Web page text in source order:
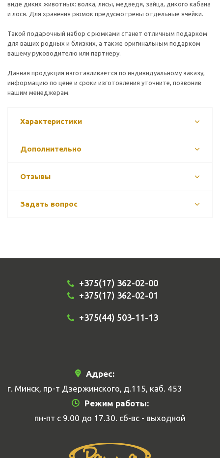
виде диких животных: волка, лисы, медведя, зайца, дикого кабана
и лося. Для хранения рюмок предусмотрены отдельные ячейки.
Такой подарочный набор с рюмками станет отличным подарком
для ваших родных и близких, а также оригинальным подарком
вашему руководителю или партнеру.
Данная продукция изготавливается по индивидуальному заказу,
информацию по цене и сроки изготовления уточните, позвонив
нашим менеджерам.
Характеристики
Дополнительно
Отзывы
Задать вопрос
+375(17) 362-02-00
+375(17) 362-02-01
+375(44) 503-11-13
Адрес:
г. Минск, пр-т Дзержинского, д.115, каб. 453
Режим работы:
пн-пт с 9.00 до 17.30. сб-вс - выходной